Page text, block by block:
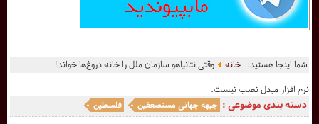
شما اینجا هستید:خانه
وقتی نتانیاهو سازمان ملل را خانه دروغ‌ها خواند!
نرم افزار مبدل نصب نیست.
دسته بندی موضوعی : جبهه جهانی مستضعفین فلسطین